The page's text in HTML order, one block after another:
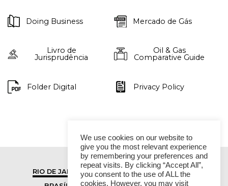
Doing Business Mercado de Gás
Livro de
Jurisprudência
Oil & Gas
Comparative Guide
Folder Digital Privacy Policy
RIO DE JANEIRO
SÃO PAULO
We use cookies on our website to
give you the most relevant experience
by remembering your preferences and
repeat visits. By clicking “Accept All”,
you consent to the use of ALL the
cookies. However, you may visit